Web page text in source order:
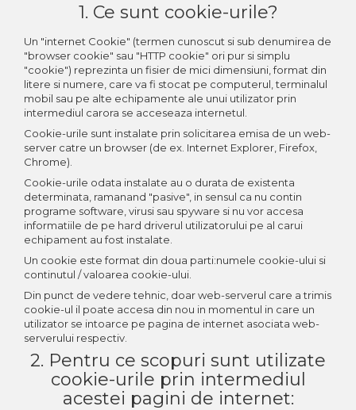
Senzori monoxid de carbon
Climatizare
Aer conditionat rezidential
Control Acces
Automatizari porti culisante
Accesorii pentru automatizari porti
Automatizari porti batante
Accesorii pentru automatizari porti
batante
Automatizari usi de garaj
Interfoane
Statii De Incarcare Mașini
Electrice
Statii de incarcare AC
Politica De Retur
Garantia Produselor
1. Ce sunt cookie-urile?
Un "internet Cookie" (termen cunoscut si sub denumirea de
"browser cookie" sau "HTTP cookie" ori pur si simplu
"cookie") reprezinta un fisier de mici dimensiuni, format din
litere si numere, care va fi stocat pe computerul, terminalul
mobil sau pe alte echipamente ale unui utilizator prin
intermediul carora se acceseaza internetul.
Cookie-urile sunt instalate prin solicitarea emisa de un web-
server catre un browser (de ex. Internet Explorer, Firefox,
Chrome).
Cookie-urile odata instalate au o durata de existenta
determinata, ramanand "pasive", in sensul ca nu contin
programe software, virusi sau spyware si nu vor accesa
informatiile de pe hard driverul utilizatorului pe al carui
echipament au fost instalate.
Un cookie este format din doua parti:numele cookie-ului si
continutul / valoarea cookie-ului.
Din punct de vedere tehnic, doar web-serverul care a trimis
cookie-ul il poate accesa din nou in momentul in care un
utilizator se intoarce pe pagina de internet asociata web-
serverului respectiv.
2. Pentru ce scopuri sunt utilizate
cookie-urile prin intermediul
acestei pagini de internet: